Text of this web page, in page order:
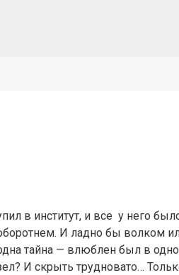
в институт, и все у него
И ладно бы волком
тайна — влюблен был в
И скрыть трудновато…